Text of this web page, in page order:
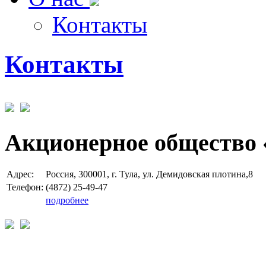
Контакты
Контакты
Акционерное общество
Адрес:
Россия, 300001, г. Тула, ул. Демидовская плотина,8
Телефон: (4872) 25-49-47
подробнее